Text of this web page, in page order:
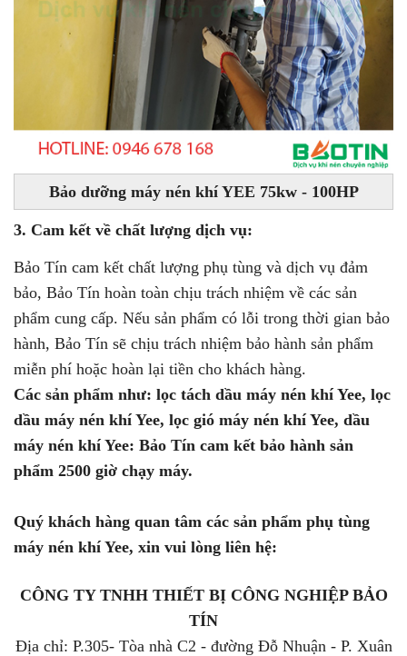
Bảo dưỡng máy nén khí YEE 75kw - 100HP
3. Cam kết về chất lượng dịch vụ:
Bảo Tín cam kết chất lượng phụ tùng và dịch vụ đảm
bảo, Bảo Tín hoàn toàn chịu trách nhiệm về các sản
phẩm cung cấp. Nếu sản phẩm có lỗi trong thời gian bảo
hành, Bảo Tín sẽ chịu trách nhiệm bảo hành sản phẩm
miễn phí hoặc hoàn lại tiền cho khách hàng.
Các sản phẩm như: lọc tách dầu máy nén khí Yee, lọc
dầu máy nén khí Yee, lọc gió máy nén khí Yee, dầu
máy nén khí Yee: Bảo Tín cam kết bảo hành sản
phẩm 2500 giờ chạy máy.
Quý khách hàng quan tâm các sản phẩm phụ tùng
máy nén khí Yee, xin vui lòng liên hệ:
CÔNG TY TNHH THIẾT BỊ CÔNG NGHIỆP BẢO
TÍN
Địa chỉ: P.305- Tòa nhà C2 - đường Đỗ Nhuận - P. Xuân